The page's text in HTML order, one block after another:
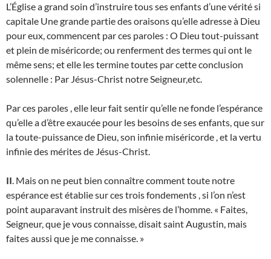
L’Église a grand soin d’instruire tous ses enfants d’une vérité si
capitale Une grande partie des oraisons qu’elle adresse à Dieu
pour eux, commencent par ces paroles : O Dieu tout-puissant
et plein de miséricorde; ou renferment des termes qui ont le
même sens; et elle les termine toutes par cette conclusion
solennelle : Par Jésus-Christ notre Seigneur,etc.
Par ces paroles , elle leur fait sentir qu’elle ne fonde l’espérance
qu’elle a d’être exaucée pour les besoins de ses enfants, que sur
la toute-puissance de Dieu, son infinie miséricorde , et la vertu
infinie des mérites de Jésus-Christ.
II. Mais on ne peut bien connaître comment toute notre
espérance est établie sur ces trois fondements , si l’on n’est
point auparavant instruit des misères de l’homme. « Faites,
Seigneur, que je vous connaisse, disait saint Augustin, mais
faites aussi que je me connaisse. »